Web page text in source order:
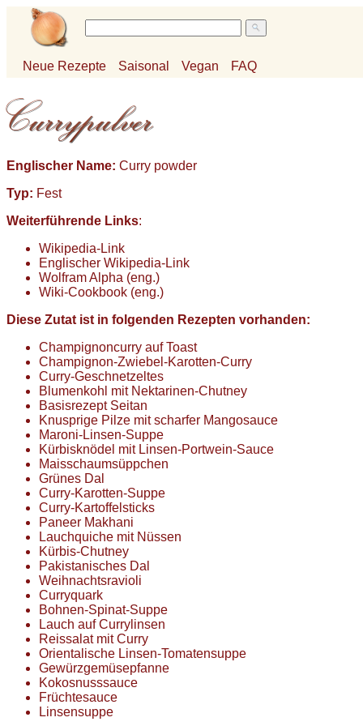
Neue Rezepte Saisonal Vegan FAQ
Englischer Name: Curry powder
Typ: Fest
Weiterführende Links:
Wikipedia-Link
Englischer Wikipedia-Link
Wolfram Alpha (eng.)
Wiki-Cookbook (eng.)
Diese Zutat ist in folgenden Rezepten vorhanden:
Champignoncurry auf Toast
Champignon-Zwiebel-Karotten-Curry
Curry-Geschnetzeltes
Blumenkohl mit Nektarinen-Chutney
Basisrezept Seitan
Knusprige Pilze mit scharfer Mangosauce
Maroni-Linsen-Suppe
Kürbisknödel mit Linsen-Portwein-Sauce
Maisschaumsüppchen
Grünes Dal
Curry-Karotten-Suppe
Curry-Kartoffelsticks
Paneer Makhani
Lauchquiche mit Nüssen
Kürbis-Chutney
Pakistanisches Dal
Weihnachtsravioli
Curryquark
Bohnen-Spinat-Suppe
Lauch auf Currylinsen
Reissalat mit Curry
Orientalische Linsen-Tomatensuppe
Gewürzgemüsepfanne
Kokosnusssauce
Früchtesauce
Linsensuppe